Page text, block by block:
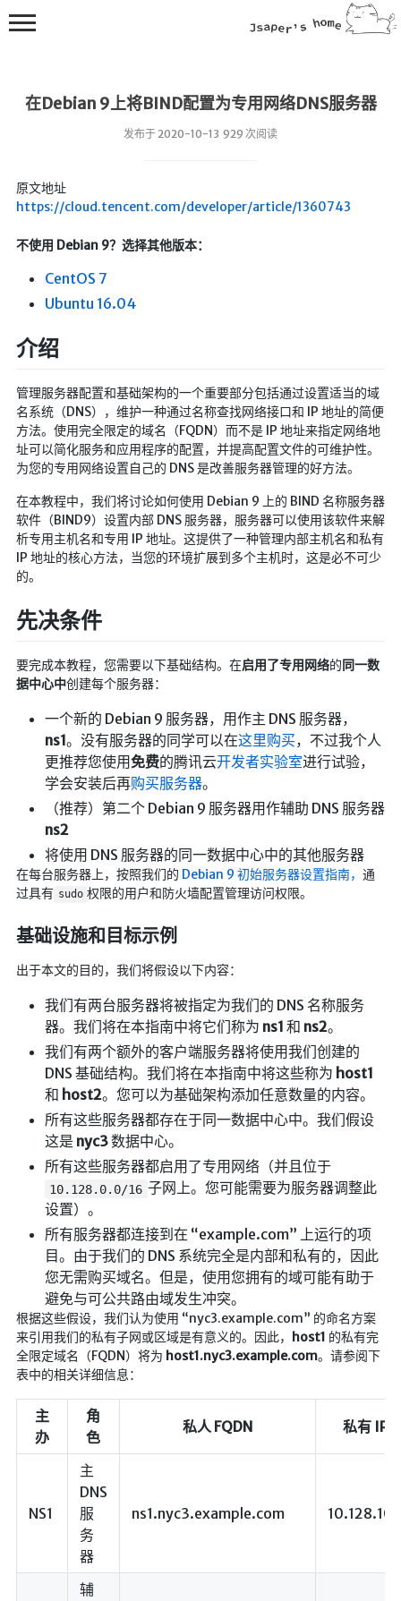
在Debian 9上将BIND配置为专用网络DNS服务器
发布于 2020-10-13 929 次阅读
原文地址
https://cloud.tencent.com/developer/article/1360743
不使用 Debian 9？选择其他版本：
CentOS 7
Ubuntu 16.04
介绍
管理服务器配置和基础架构的一个重要部分包括通过设置适当的域
名系统（DNS），维护一种通过名称查找网络接口和 IP 地址的简便
方法。使用完全限定的域名（FQDN）而不是 IP 地址来指定网络地
址可以简化服务和应用程序的配置，并提高配置文件的可维护性。
为您的专用网络设置自己的 DNS 是改善服务器管理的好方法。
在本教程中，我们将讨论如何使用 Debian 9 上的 BIND 名称服务器
软件（BIND9）设置内部 DNS 服务器，服务器可以使用该软件来解
析专用主机名和专用 IP 地址。这提供了一种管理内部主机名和私有
IP 地址的核心方法，当您的环境扩展到多个主机时，这是必不可少
的。
先决条件
要完成本教程，您需要以下基础结构。在启用了专用网络的同一数
据中心中创建每个服务器：
一个新的 Debian 9 服务器，用作主 DNS 服务器，
ns1。没有服务器的同学可以在这里购买，不过我个人
更推荐您使用免费的腾讯云开发者实验室进行试验，
学会安装后再购买服务器。
（推荐）第二个 Debian 9 服务器用作辅助 DNS 服务器
ns2
将使用 DNS 服务器的同一数据中心中的其他服务器
在每台服务器上，按照我们的 Debian 9 初始服务器设置指南， 通
过具有 sudo 权限的用户和防火墙配置管理访问权限。
基础设施和目标示例
出于本文的目的，我们将假设以下内容：
我们有两台服务器将被指定为我们的 DNS 名称服务
器。我们将在本指南中将它们称为 ns1 和 ns2。
我们有两个额外的客户端服务器将使用我们创建的
DNS 基础结构。我们将在本指南中将这些称为 host1
和 host2。您可以为基础架构添加任意数量的内容。
所有这些服务器都存在于同一数据中心中。我们假设
这是 nyc3数据中心。
所有这些服务器都启用了专用网络（并且位于
10.128.0.0/16 子网上。您可能需要为服务器调整此
设置）。
所有服务器都连接到在 “example.com” 上运行的项
目。由于我们的 DNS 系统完全是内部和私有的，因此
您无需购买域名。但是，使用您拥有的域可能有助于
避免与可公共路由域发生冲突。
根据这些假设，我们认为使用 “nyc3.example.com” 的命名方案
来引用我们的私有子网或区域是有意义的。因此，
host1 的私有完
全限定域名（FQDN）将为 host1.nyc3.example.com。请参阅下
表中的相关详细信息：
主
办
角
色
私人 FQDN 私有 IP
NS1
主
DNS
服
务
器
ns1.nyc3.example.com
辅
💻在线桌面
bing壁纸
导航站
鱼塘热榜
航拍全景
暗网导航
网页代理
网页代理备用
🎬在线影视
星视界
影视无广告
在线影视备用
在线影视 备用1
在线影视 备用2
在线影视新增
导航站
电影下载
视频教程
直播聚合
📺在线电视
视频解析
盒子软件
盒子软件国内下载
软件接口
🎵音乐播放
随便听听
音乐下载
音乐下载2
音乐播放下载
音乐下载备用一
音乐下载备用二
音乐下载备用三
无损音乐下载
Beats Per Minute
📕学习
知乎付费文章